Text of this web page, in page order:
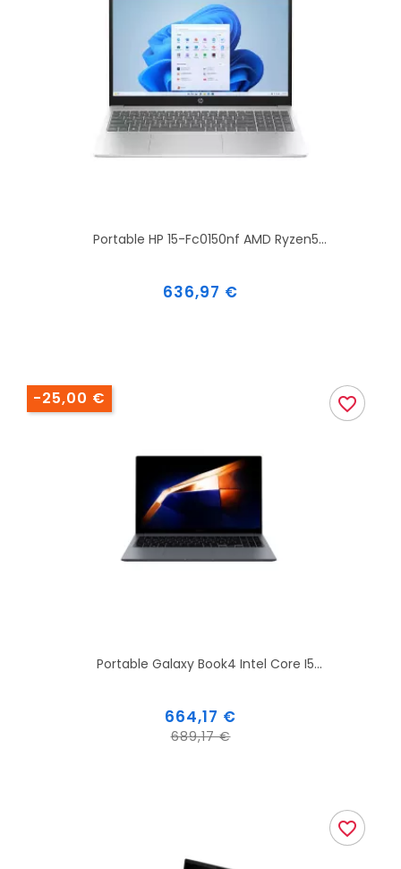
Portable HP 15-Fc0150nf AMD Ryzen5...
Prix
636,97 €
Portable Galaxy Book4 Intel Core I5...
Prix
664,17 €
Prix
689,17 €
-25,00 € favorite_border
favorite_border